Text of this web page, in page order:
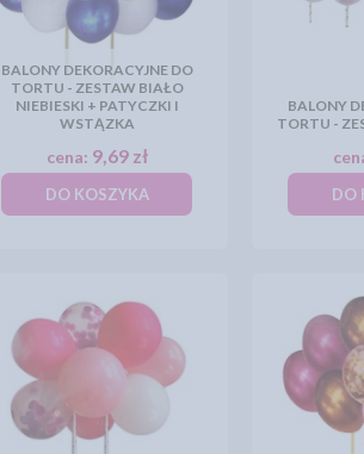
BALONY DEKORACYJNE DO
TORTU - ZESTAW BIAŁO
NIEBIESKI + PATYCZKI I
WSTĄZKA
cena: 9,69 zł
DO KOSZYKA
BALONY
TORTU -
DO